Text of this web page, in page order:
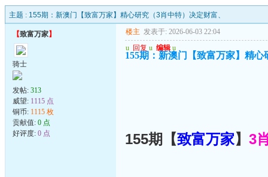
主题 : 155期：新澳门【致富万家】精心研究（3肖中特）决定财富、
【致富万家】
骑士
发帖: 313
威望: 1115 点
铜币: 1115 枚
贡献值: 0 点
好评度: 0 点
楼主 发表于: 2026-06-03 22:04
u 回复 u 编辑 u
155期：新澳门【致富万家】精
155期【致富万家】 3